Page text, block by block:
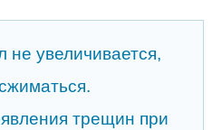
не увеличивается,
трещин при